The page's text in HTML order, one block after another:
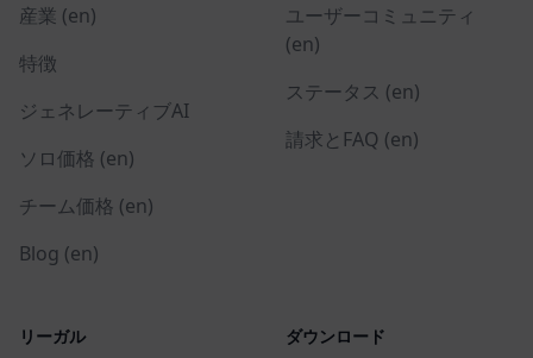
産業 (en)
特徴
ジェネレーティブAI
ソロ価格 (en)
チーム価格 (en)
Blog (en)
ユーザーコミュニティ
(en)
ステータス (en)
請求とFAQ (en)
リーガル ダウンロード